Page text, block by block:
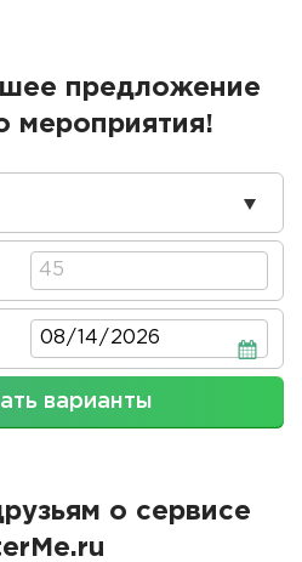
предложение
мероприятия!
Дата
варианты
о сервисе